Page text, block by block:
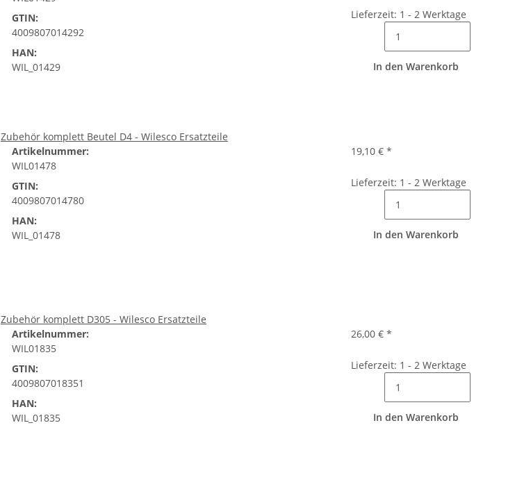
GTIN:
4009807014292
HAN:
WIL_01429
Lieferzeit: 1 - 2 Werktage
In den Warenkorb
Zubehör komplett Beutel D4 - Wilesco Ersatzteile
Artikelnummer:
WIL01478
GTIN:
4009807014780
HAN:
WIL_01478
19,10 € *
Lieferzeit: 1 - 2 Werktage
In den Warenkorb
Zubehör komplett D305 - Wilesco Ersatzteile
Artikelnummer:
WIL01835
GTIN:
4009807018351
HAN:
WIL_01835
26,00 € *
Lieferzeit: 1 - 2 Werktage
In den Warenkorb